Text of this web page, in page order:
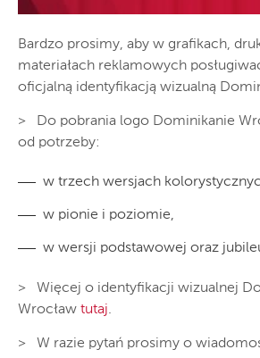
Bardzo prosimy, aby w grafikach,
materiałach reklamowych
oficjalną identyfikacją wizualną
> Do pobrania logo Dominikanie
od potrzeby:
w trzech wersjach
w pionie i poziomie,
w wersji podstawowej oraz
> Więcej o identyfikacji wizualnej
Wrocław tutaj.
> W razie pytań prosimy o